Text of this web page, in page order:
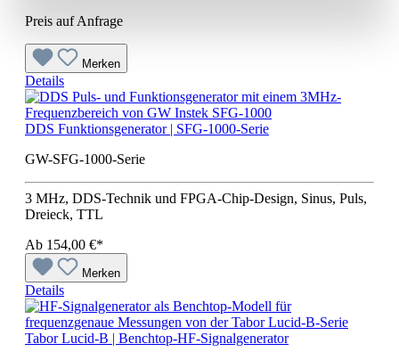
Preis auf Anfrage
Merken
Details
DDS Funktionsgenerator | SFG-1000-Serie
GW-SFG-1000-Serie
3 MHz, DDS-Technik und FPGA-Chip-Design, Sinus, Puls,
Dreieck, TTL
Ab 154,00 €*
Merken
Details
Tabor Lucid-B | Benchtop-HF-Signalgenerator